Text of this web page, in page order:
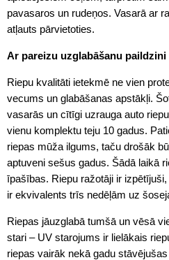
pavasaros un rudeņos. Vasarā ar
atļauts pārvietoties.
Ar pareizu uzglabāšanu
Riepu kvalitāti ietekmē ne vien
vecums un glabāšanas apstākļi.
vasarās un cītīgi uzrauga auto
vienu komplektu teju 10 gadus.
riepas mūža ilgums, taču drošāk
aptuveni sešus gadus. Šādā laikā
īpašības. Riepu ražotāji ir
ir ekvivalents trīs nedēļām uz
Riepas jāuzglabā tumšā un vēsā
stari – UV starojums ir lielākais
riepas vairāk nekā gadu